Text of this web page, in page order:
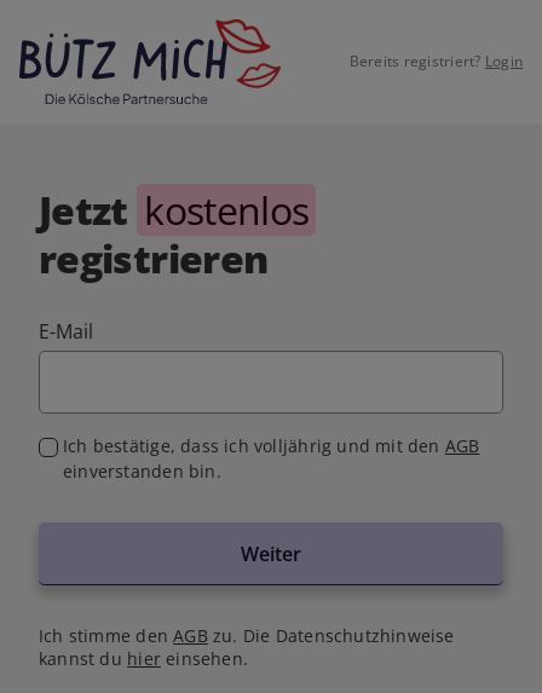
Bereits registriert? Login
Jetzt kostenlos
registrieren
E-Mail
Ich bestätige, dass ich volljährig und mit den AGB
einverstanden bin.
Weiter
Ich stimme denAGB zu. Die Datenschutzhinweise
kannst du hiereinsehen.